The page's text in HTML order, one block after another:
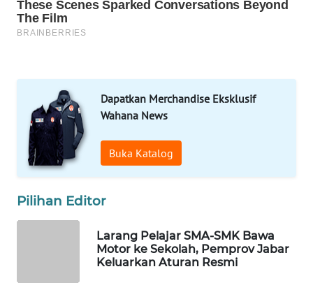
Dapatkan Merchandise Eksklusif
Wahana News
Buka Katalog
Pilihan Editor
Larang Pelajar SMA-SMK Bawa
Motor ke Sekolah, Pemprov Jabar
Keluarkan Aturan Resmi
NET
MKLI
LPKKI
LKKI